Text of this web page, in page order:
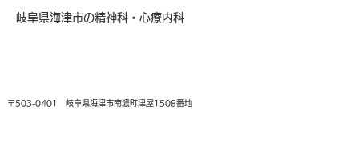
岐阜県海津市の精神科・心療内科
〒503-0401 岐阜県海津市南濃町津屋1508番地